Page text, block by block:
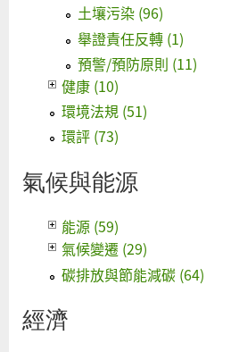
土壤污染 (96)
舉證責任反轉 (1)
預警/預防原則 (11)
健康 (10)
環境法規 (51)
環評 (73)
氣候與能源
能源 (59)
氣候變遷 (29)
碳排放與節能減碳 (64)
經濟